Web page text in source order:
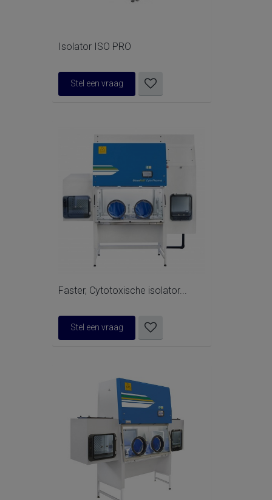
Isolator ISO PRO
Stel een vraag
Faster, Cytotoxische isolator...
Stel een vraag